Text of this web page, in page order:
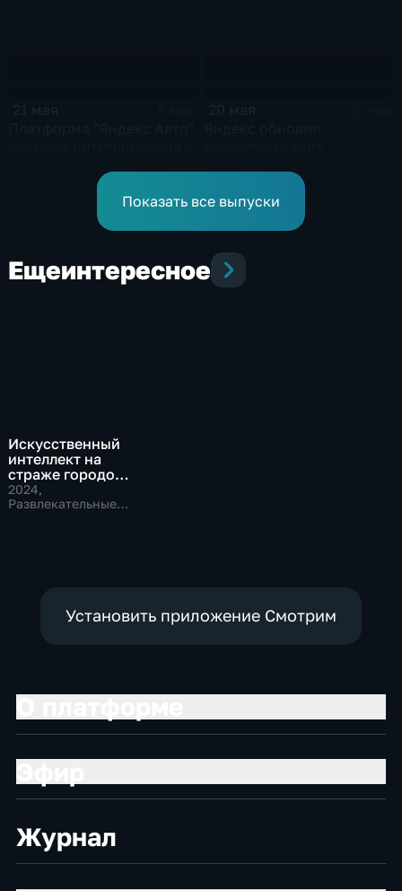
Показать все выпуски
Ещеинтересное
Искусственный
интеллект на
страже городов
будущего
2024,
Развлекательные,
Установить приложение Смотрим
Журнал